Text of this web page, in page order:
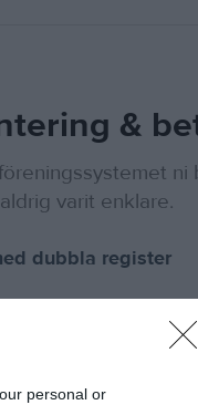
personal or
&
ni
varit enklare.
dubbla register